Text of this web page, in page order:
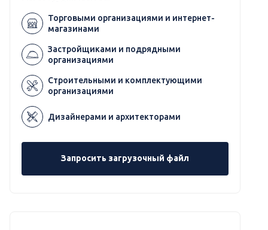
Торговыми организациями и интернет-
магазинами
Застройщиками и подрядными
организациями
Строительными и комплектующими
организациями
Дизайнерами и архитекторами
Запросить загрузочный файл